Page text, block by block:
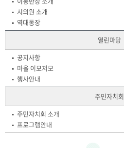
시의원 소개
역대동장
열린마당
공지사항
마을 이모저모
행사안내
주민자치회
주민자치회 소개
프로그램안내